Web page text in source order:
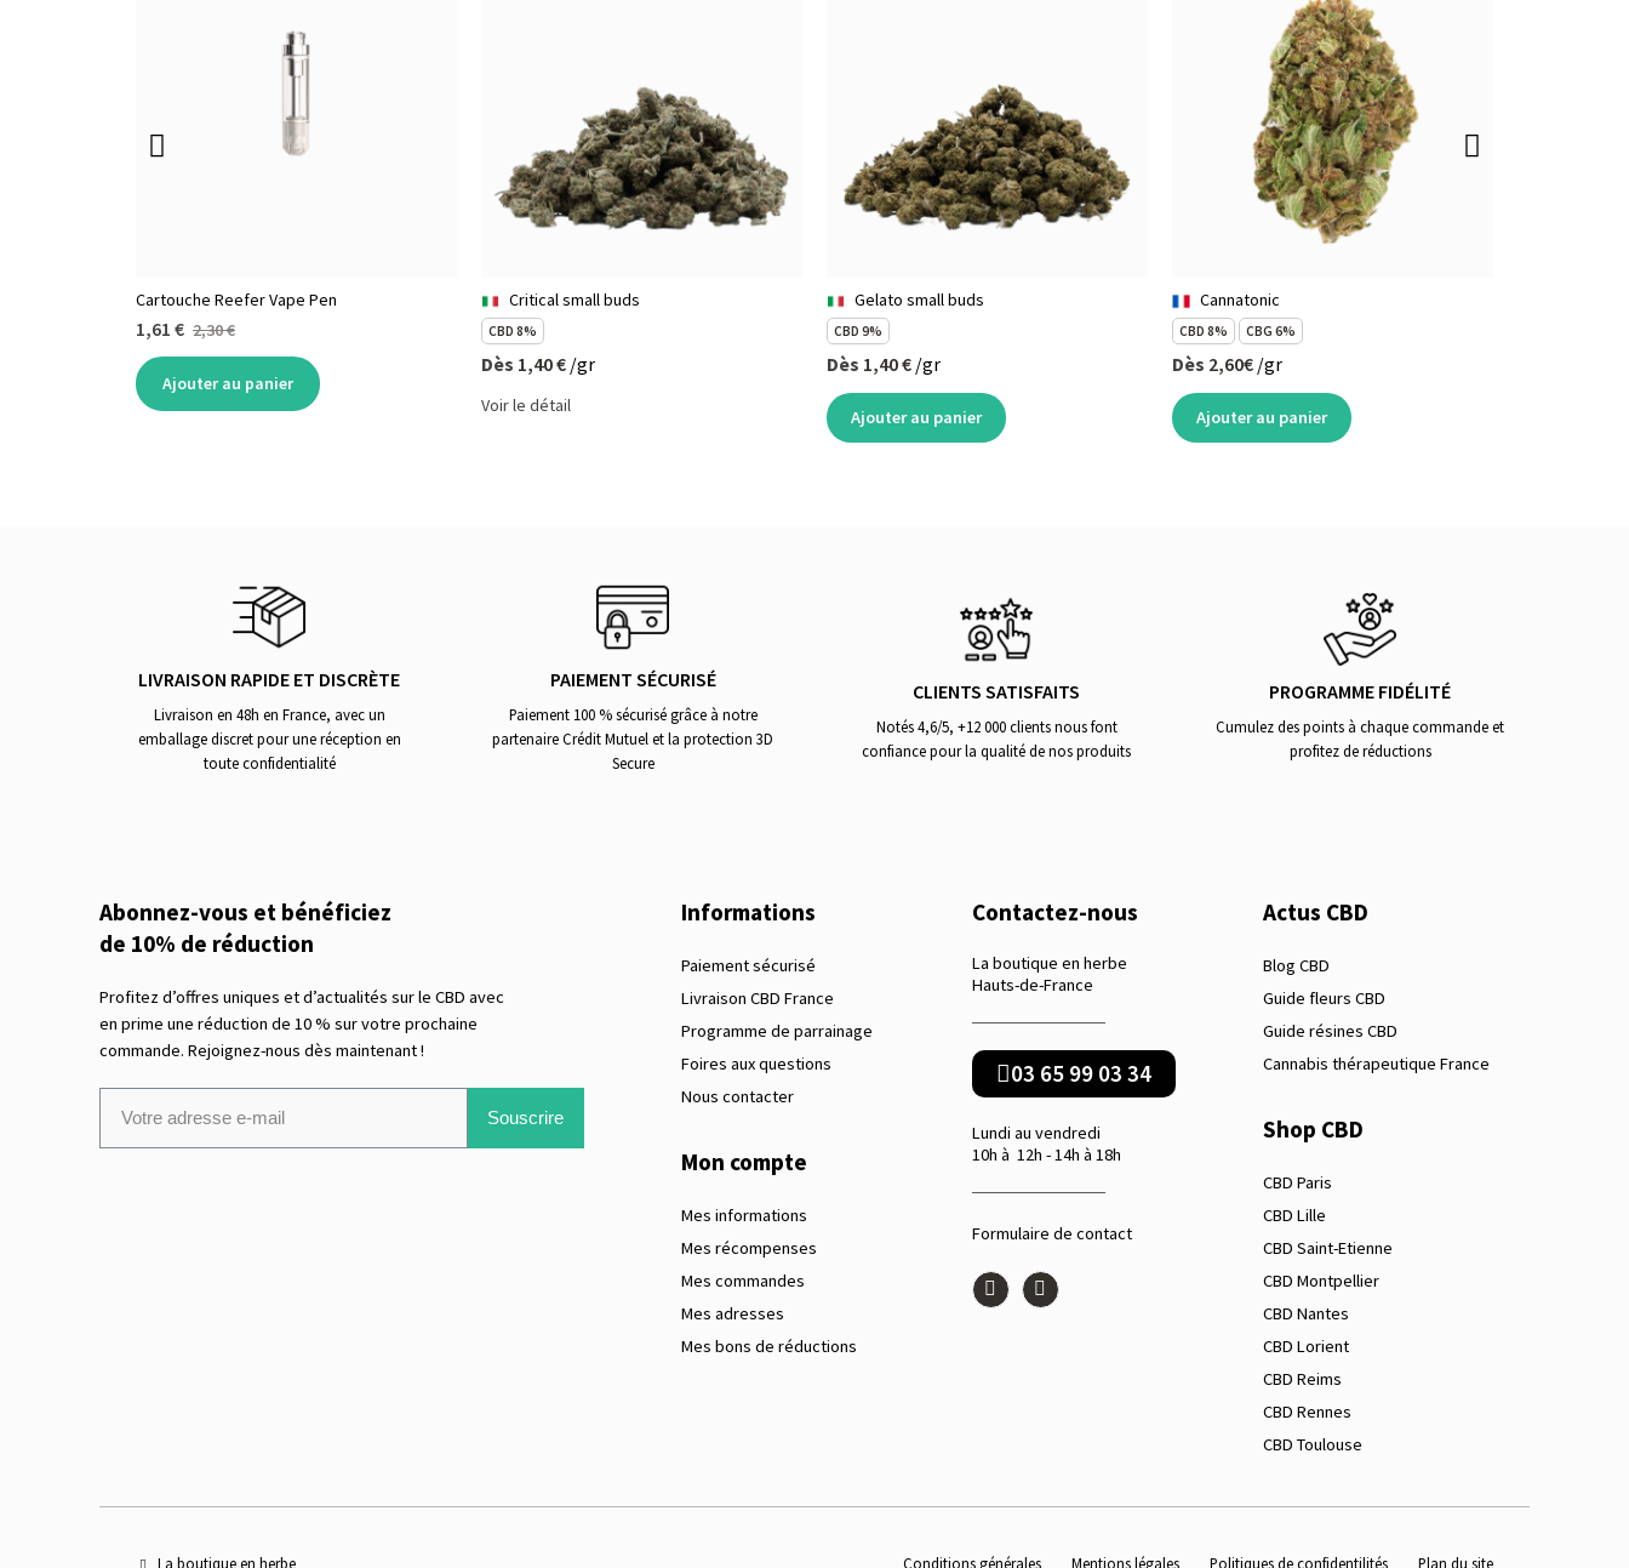
Cartouche Reefer Vape Pen
1,61 € 2,30 €
Ajouter au panier
Critical small buds
CBD 8%
Dès 1,40 € /gr
Voir le détail
Gelato small buds
CBD 9%
Dès 1,40 € /gr
Ajouter au panier
Cannatonic
CBD 8% CBG 6%
Dès 2,60€ /gr
Ajouter au panier
LIVRAISON RAPIDE ET DISCRÈTE
Livraison en 48h en France, avec un
emballage discret pour une réception en
toute confidentialité
PAIEMENT SÉCURISÉ
Paiement 100 % sécurisé grâce à notre
partenaire Crédit Mutuel et la protection 3D
Secure
CLIENTS SATISFAITS
Notés 4,6/5, +12 000 clients nous font
confiance pour la qualité de nos produits
PROGRAMME FIDÉLITÉ
Cumulez des points à chaque commande et
profitez de réductions
Abonnez-vous et bénéficiez
de 10% de réduction
Profitez d’offres uniques et d’actualités sur le CBD avec
en prime une réduction de 10 % sur votre prochaine
commande. Rejoignez-nous dès maintenant !
Souscrire
Informations
Paiement sécurisé
Livraison CBD France
Programme de parrainage
Foires aux questions
Nous contacter
Mon compte
Mes informations
Mes récompenses
Mes commandes
Mes adresses
Mes bons de réductions
Contactez-nous
La boutique en herbe
Hauts-de-France
03 65 99 03 34
Lundi au vendredi
10h à 12h - 14h à 18h
Formulaire de contact
Actus CBD
Blog CBD
Guide fleurs CBD
Guide résines CBD
Cannabis thérapeutique France
Shop CBD
CBD Paris
CBD Lille
CBD Saint-Etienne
CBD Montpellier
CBD Nantes
CBD Lorient
CBD Reims
CBD Rennes
CBD Toulouse
La boutique en herbe Conditions générales Mentions légales Politiques de confidentilités Plan du site